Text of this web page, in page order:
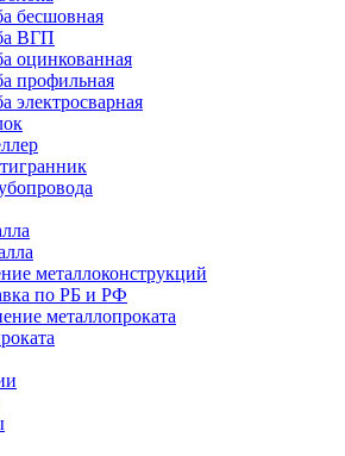
бесшовная
ВГП
оцинкованная
профильная
электросварная
металлоконструкций
по РБ и РФ
металлопроката